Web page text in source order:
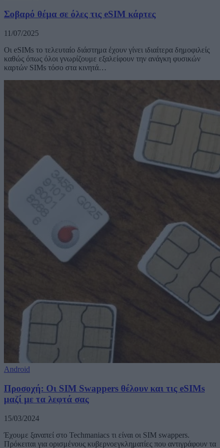
Σοβαρό θέμα σε όλες τις eSIM κάρτες
11/07/2025
Οι eSIMs το τελευταίο διάστημα έχουν γίνει ιδιαίτερα δημοφιλείς
καθώς όπως όλοι γνωρίζουμε εξαλείφουν την ανάγκη φυσικών
καρτών SIMs τόσο στα κινητά…
Android
Προσοχή: Οι SIM Swappers θέλουν και τις eSIMs
μαζί με τα λεφτά σας
15/03/2024
Έχουμε ξαναπεί στο Techmaniacs τι είναι οι SIM swappers.
Πρόκειται για ορισμένους κυβερνοεγκληματίες που αντιγράφουν τα